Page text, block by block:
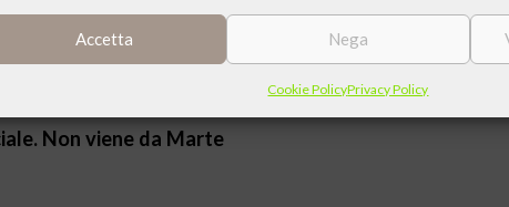
Accetta Nega
Cookie PolicyPrivacy Policy
Scienza o fantascienza?
Non viene da Marte